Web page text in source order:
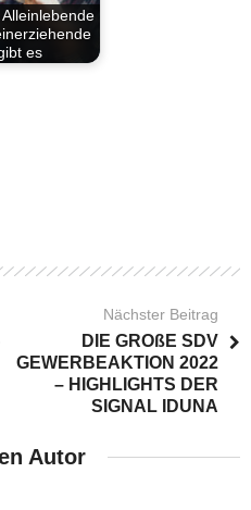
es
Nächster Beitrag
DIE GROßE SDV
GEWERBEAKTION 2022
– HIGHLIGHTS DER
SIGNAL IDUNA
Autor